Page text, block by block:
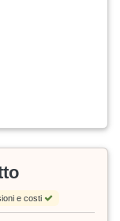
e costi